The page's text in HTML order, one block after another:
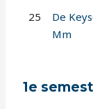
25
De
Mm
1e